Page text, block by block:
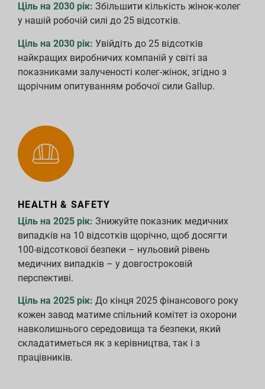
Ціль на 2030 рік: Збільшити кількість жінок-колег
у нашій робочій силі до 25 відсотків.
Ціль на 2030 рік: Увійдіть до 25 відсотків
найкращих виробничих компаній у світі за
показниками залученості колег-жінок, згідно з
щорічним опитуванням робочої сили Gallup.
HEALTH & SAFETY
Ціль на 2025 рік: Знижуйте показник медичних
випадків на 10 відсотків щорічно, щоб досягти
100-відсоткової безпеки – нульовий рівень
медичних випадків – у довгостроковій
перспективі.
Ціль на 2025 рік: До кінця 2025 фінансового року
кожен завод матиме спільний комітет із охорони
навколишнього середовища та безпеки, який
складатиметься як з керівництва, так і з
працівників.